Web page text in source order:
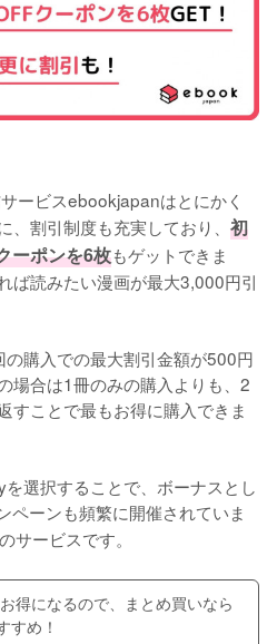
ービスebookjapanはとにかく
割引制度も充実しており、 初
ーポンを6枚もゲットできま
ば読みたい漫画が最大3,000円引
購入での最大割引金額が500円
場合は1冊のみの購入よりも、2
すことで最もお得に購入できま
選択することで、ボーナスとし
ペーンも頻繁に開催されていま
サービスです。
得になるので、まとめ買いなら
すめ！